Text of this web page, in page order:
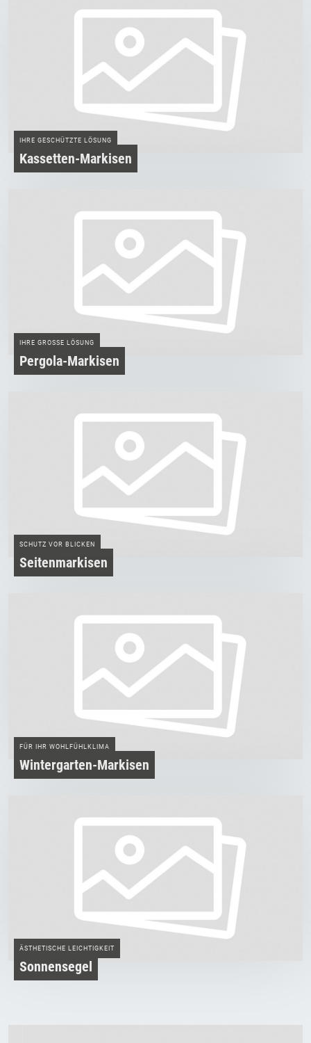
IHRE GESCHÜTZTE LÖSUNG
Kassetten-Markisen
IHRE GROSSE LÖSUNG
Pergola-Markisen
SCHUTZ VOR BLICKEN
Seitenmarkisen
FÜR IHR WOHLFÜHLKLIMA
Wintergarten-Markisen
ÄSTHETISCHE LEICHTIGKEIT
Sonnensegel